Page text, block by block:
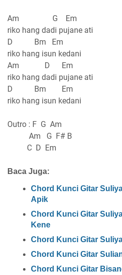
Am G Em
riko hang dadi pujane ati
D Bm Em
riko hang isun kedani
Am D Em
riko hang dadi pujane ati
D Bm Em
riko hang isun kedani
Outro : F G Am
Am G F# B
C D Em
Baca Juga:
Chord Kunci Gitar
Apik
Chord Kunci Gitar
Kene
Chord Kunci Gitar
Chord Kunci Gitar
Chord Kunci Gitar